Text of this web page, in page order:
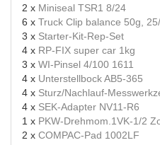
2 x Miniseal TSR1 8/24
6 x Truck Clip balance 50g,
3 x Starter-Kit-Rep-Set
4 x RP-FIX super car 1kg
3 x WI-Pinsel 4/100 1611
4 x Unterstellbock AB5-365
4 x Sturz/Nachlauf-
4 x SEK-Adapter NV11-R6
1 x PKW-Drehmom.1VK-1/2
2 x COMPAC-Pad 1002LF